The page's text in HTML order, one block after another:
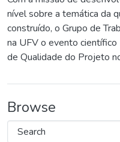
nível sobre a temática da
construído, o Grupo de
na UFV o evento
de Qualidade do Projeto
Browse